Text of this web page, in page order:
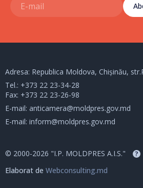
Adresa: Republica Moldova, Chișinău,
Tel.: +373 22 23-34-28
Fax: +373 22 23-26-98
E-mail: anticamera@moldpres.gov.md
E-mail: inform@moldpres.gov.md
© 2000-2026 "I.P. MOLDPRES A.I.S." ?
Elaborat de Webconsulting.md